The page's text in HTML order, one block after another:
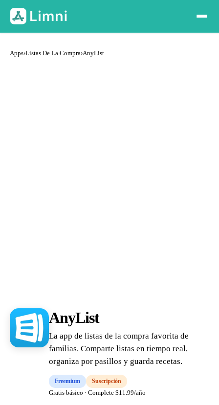
Apps›Listas De La Compra›AnyList
AnyList
La app de listas de la compra favorita de
familias. Comparte listas en tiempo real,
organiza por pasillos y guarda recetas.
Freemium
Suscripción
Gratis básico · Complete $11.99/año